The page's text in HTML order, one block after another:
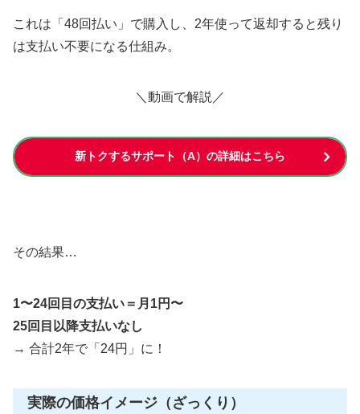
これは「48回払い」で購入し、2年使って返却すると残り
は支払い不要になる仕組み。
＼動画で解説／
新トクするサポート（A）の詳細はこちら
その結果…
1〜24回目の支払い＝月1円〜
25回目以降支払いなし
→ 合計2年で「24円」に！
実際の価格イメージ（ざっくり）